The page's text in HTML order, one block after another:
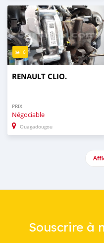
6
RENAULT CLIO.
PRIX
Négociable
Ouagadougou
Souscrire à